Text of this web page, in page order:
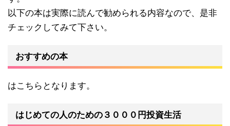
以下の本は実際に読んで勧められる内容なので、是非
チェックしてみて下さい。
おすすめの本
はこちらとなります。
はじめての人のための３０００円投資生活